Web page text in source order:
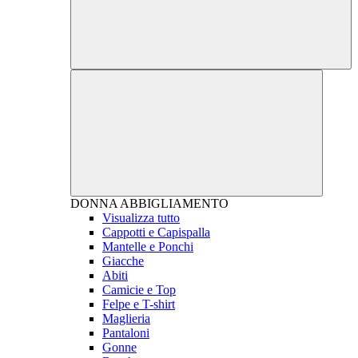
DONNA ABBIGLIAMENTO
Visualizza tutto
Cappotti e Capispalla
Mantelle e Ponchi
Giacche
Abiti
Camicie e Top
Felpe e T-shirt
Maglieria
Pantaloni
Gonne